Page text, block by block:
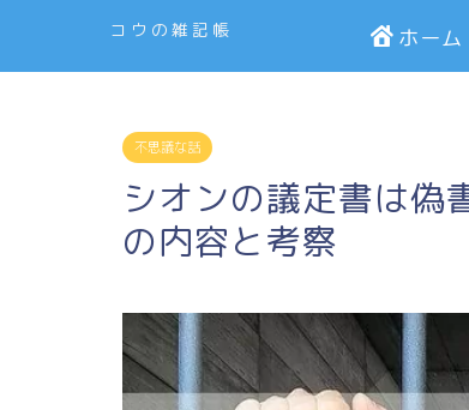
コウの雑記帳 ホーム
不思議な話
シオンの議定書は偽
の内容と考察